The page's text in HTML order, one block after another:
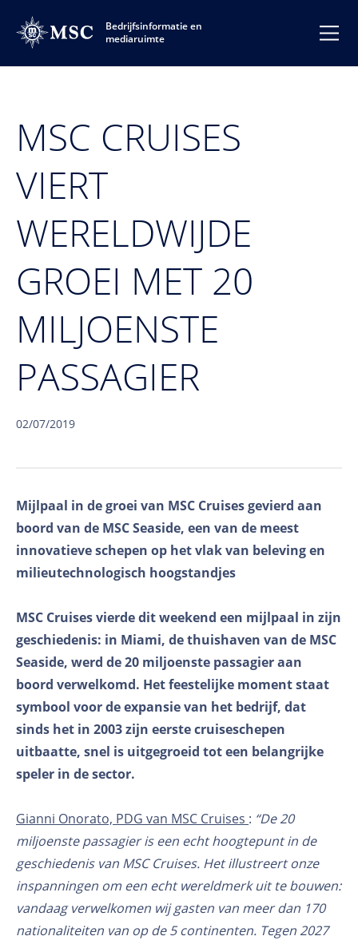
Bedrijfsinformatie en
mediaruimte
MSC CRUISES
VIERT
WERELDWIJDE
GROEI MET 20
MILJOENSTE
PASSAGIER
02/07/2019
Mijlpaal in de groei van MSC Cruises gevierd aan
boord van de MSC Seaside, een van de meest
innovatieve schepen op het vlak van beleving en
milieutechnologisch hoogstandjes
MSC Cruises vierde dit weekend een mijlpaal in zijn
geschiedenis: in Miami, de thuishaven van de MSC
Seaside, werd de 20 miljoenste passagier aan
boord verwelkomd. Het feestelijke moment staat
symbool voor de expansie van het bedrijf, dat
sinds het in 2003 zijn eerste cruiseschepen
uitbaatte, snel is uitgegroeid tot een belangrijke
speler in de sector.
Gianni Onorato, PDG van MSC Cruises : “De 20
miljoenste passagier is een echt hoogtepunt in de
geschiedenis van MSC Cruises. Het illustreert onze
inspanningen om een echt wereldmerk uit te bouwen:
vandaag verwelkomen wij gasten van meer dan 170
nationaliteiten van op de 5 continenten. Tegen 2027